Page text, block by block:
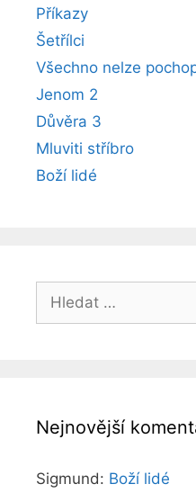
Příkazy
Šetřílci
Všechno nelze
Jenom 2
Důvěra 3
Mluviti stříbro
Boží lidé
Hledat:
Nejnovější
Sigmund: Boží lidé